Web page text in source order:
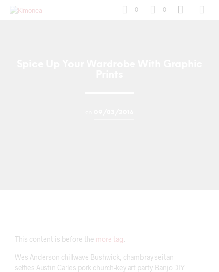
0 0
This content is before the more tag
Wes Anderson chillwave Bushwick, chambray seitan
selfies Austin Carles pork church-key art party. Banjo DIY